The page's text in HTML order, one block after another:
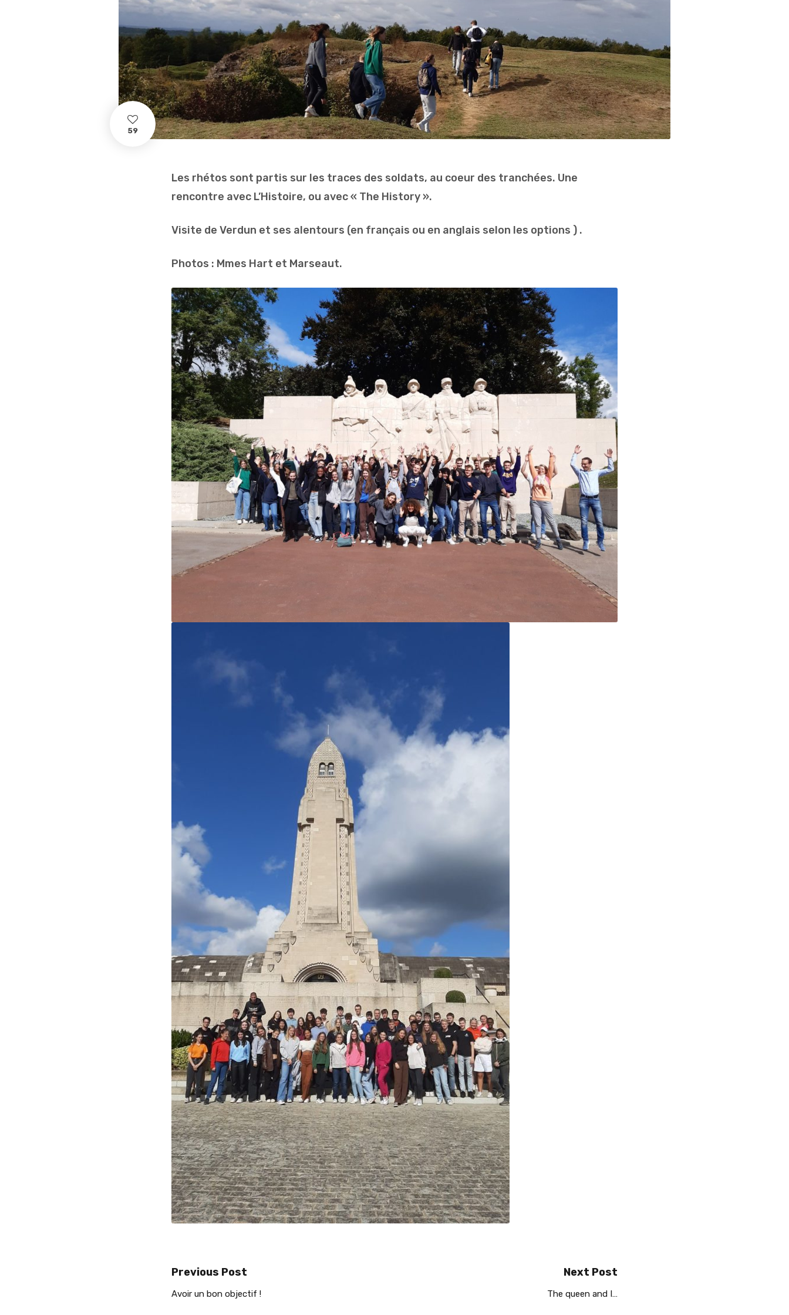
59
Les rhétos sont partis sur les traces des soldats, au coeur des tranchées. Une
rencontre avec L’Histoire, ou avec « The History ».
Visite de Verdun et ses alentours (en français ou en anglais selon les options ) .
Photos : Mmes Hart et Marseaut.
Previous Post
Avoir un bon objectif !
Next Post
The queen and I…